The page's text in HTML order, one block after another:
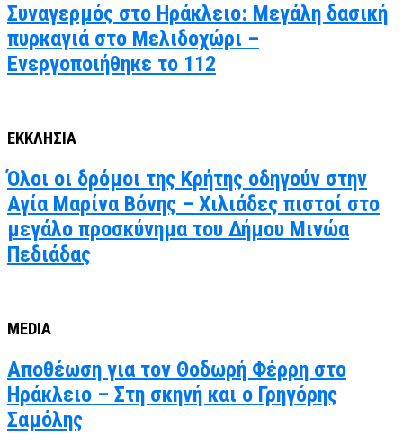
Συναγερμός στο Ηράκλειο: Μεγάλη δασική
πυρκαγιά στο Μελιδοχώρι –
Ενεργοποιήθηκε το 112
ΕΚΚΛΗΣΙΑ
Όλοι οι δρόμοι της Κρήτης οδηγούν στην
Αγία Μαρίνα Βόνης – Χιλιάδες πιστοί στο
μεγάλο προσκύνημα του Δήμου Μινώα
Πεδιάδας
MEDIA
Αποθέωση για τον Θοδωρή Φέρρη στο
Ηράκλειο – Στη σκηνή και ο Γρηγόρης
Σαμόλης